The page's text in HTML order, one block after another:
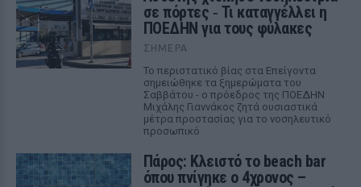
σε πόρτες ‑ Τι καταγγέλλει η
ΠΟΕΔΗΝ για τους φύλακες
ΣΉΜΕΡΑ
Το περιστατικό βίας στα Επείγοντα
σημειώθηκε τα ξημερώματα του
Σαββάτου - ο πρόεδρος της ΠΟΕΔΗΝ
Μιχάλης Γιαννάκος ζητά ουσιαστικά
μέτρα προστασίας για το νοσηλευτικό
προσωπικό
Πάρος: Κλειστό το beach bar
όπου πνίγηκε ο 4χρονος –